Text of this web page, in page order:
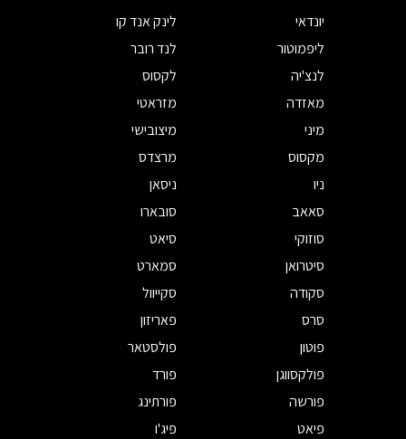
יונדאי
לינק אנד קו
ליפמוטור
לנד רובר
לנצ'יה
לקסוס
מאזדה
מזראטי
מיני
מיצובישי
מקסוס
מרצדס
ניו
ניסאן
סאאב
סובארו
סוזוקי
סיאט
סיטרואן
סמארט
סקודה
סקייוול
סרס
פאריזון
פוטון
פולסטאר
פולקסווגן
פורד
פורשה
פורתינג
פיאט
פיג'ו